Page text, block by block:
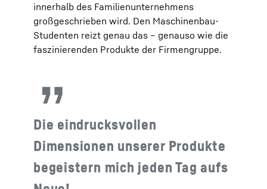
innerhalb des Familienunternehmens
großgeschrieben wird. Den Maschinenbau-
Studenten reizt genau das – genauso wie die
faszinierenden Produkte der Firmengruppe.
Die eindrucksvollen
Dimensionen unserer Produkte
begeistern mich jeden Tag aufs